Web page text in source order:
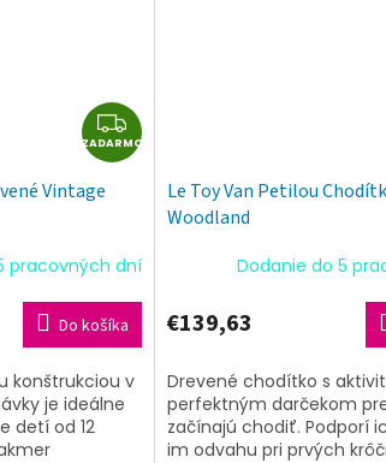
Z
A
M
O
ZADARMO
Vintage
pracovných dní
Do košíka
konštrukciou v
je ideálne
detí od 12
Le Toy Van Petilou
Woodland
Dodanie do 5
€139,63
Drevené chodítko s
perfektným darčekom
začínajú chodiť. Podporí
im odvahu pri prvých